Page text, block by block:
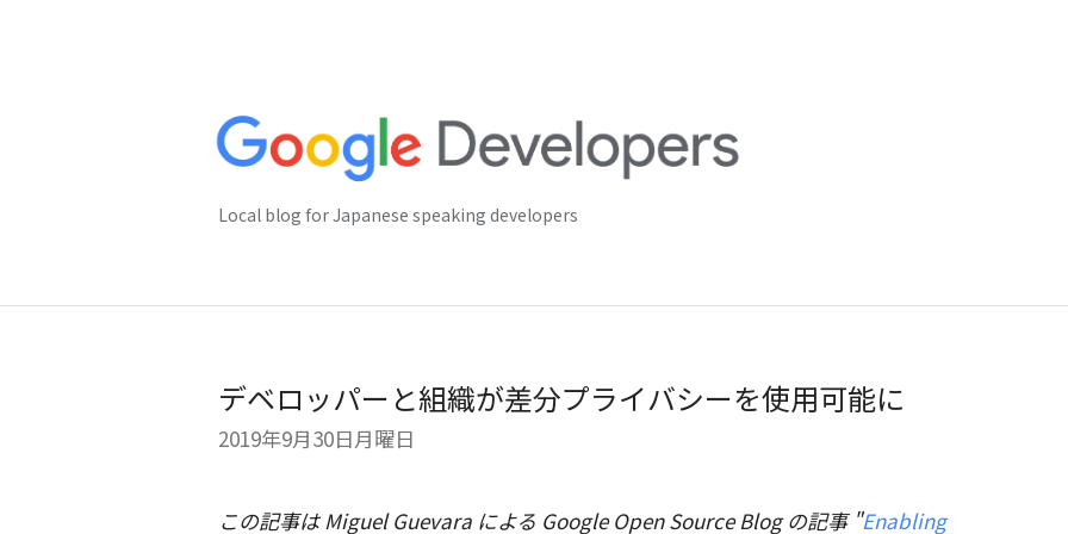
Local blog for Japanese speaking developers
デベロッパーと組織が差分プライバシーを使用可能に
2019年9月30日月曜日
この記事は Miguel Guevara による Google Open Source Blog の記事 "Enabling